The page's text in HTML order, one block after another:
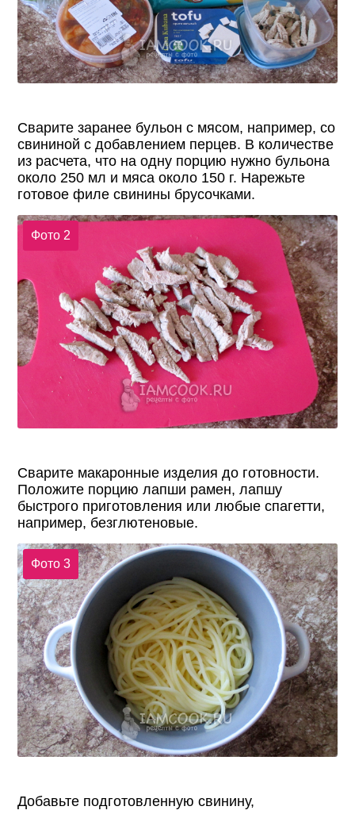
Сварите заранее бульон с мясом, например, со
свининой с добавлением перцев. В количестве
из расчета, что на одну порцию нужно бульона
около 250 мл и мяса около 150 г. Нарежьте
готовое филе свинины брусочками.
Фото 2
Сварите макаронные изделия до готовности.
Положите порцию лапши рамен, лапшу
быстрого приготовления или любые спагетти,
например, безглютеновые.
Фото 3
Добавьте подготовленную свинину,